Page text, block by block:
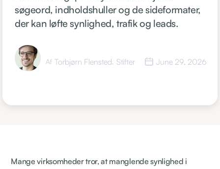
søgeord, indholdshuller og de sideformater,
der kan løfte synlighed, trafik og leads.
Af Torbjørn Flensted Stifter June 29, 2026
Mange virksomheder tror, at manglende synlighed i